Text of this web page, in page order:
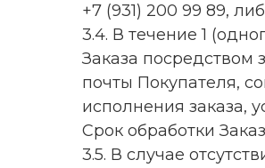
+7 (931) 200 99 89,
3.4. В течение 1
Заказа
почты Покупателя,
исполнения заказа,
Срок обработки
3.5. В случае